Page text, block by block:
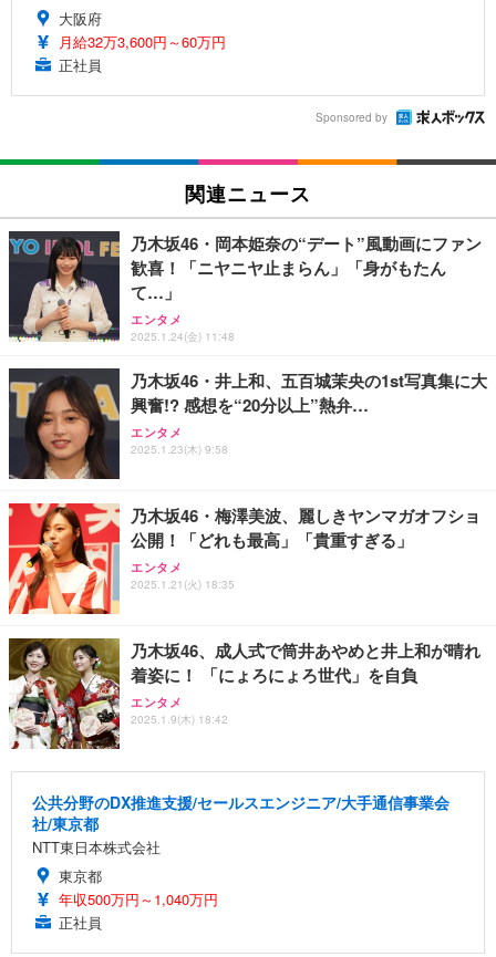
大阪府
月給32万3,600円～60万円
正社員
Sponsored by
関連ニュース
乃木坂46・岡本姫奈の“デート”風動画にファン
歓喜！「ニヤニヤ止まらん」「身がもたん
て…」
エンタメ
2025.1.24(金) 11:48
乃木坂46・井上和、五百城茉央の1st写真集に大
興奮!? 感想を“20分以上”熱弁…
エンタメ
2025.1.23(木) 9:58
乃木坂46・梅澤美波、麗しきヤンマガオフショ
公開！「どれも最高」「貴重すぎる」
エンタメ
2025.1.21(火) 18:35
乃木坂46、成人式で筒井あやめと井上和が晴れ
着姿に！ 「にょろにょろ世代」を自負
エンタメ
2025.1.9(木) 18:42
公共分野のDX推進支援/セールスエンジニア/大手通信事業会
社/東京都
NTT東日本株式会社
東京都
年収500万円～1,040万円
正社員